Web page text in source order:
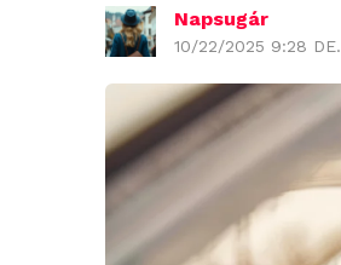
Napsugár
10/22/2025 9:28 DE.